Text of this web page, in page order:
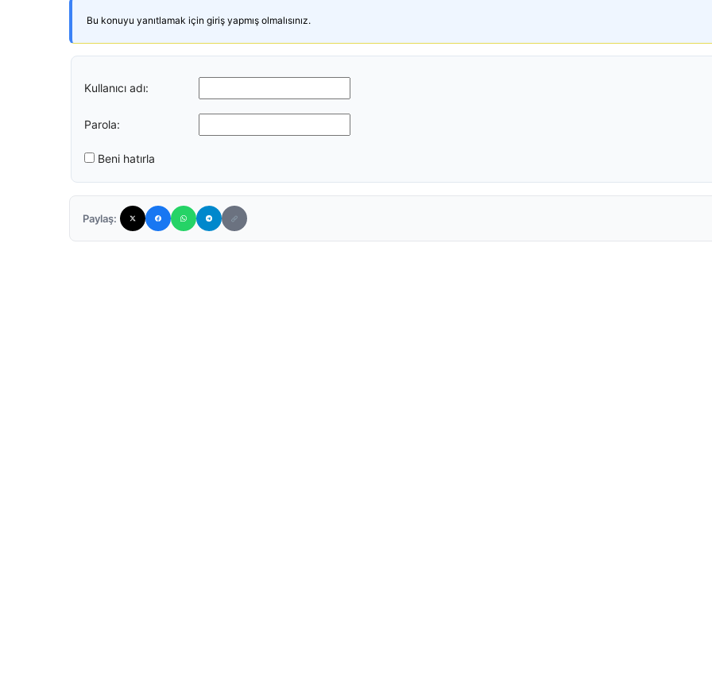
Bu konuyu yanıtlamak için giriş yapmış olmalısınız.
Kullanıcı adı:
Parola:
Beni hatırla
Paylaş: